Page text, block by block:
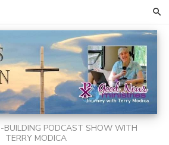
BUILDING PODCAST SHOW WITH
TERRY MODICA